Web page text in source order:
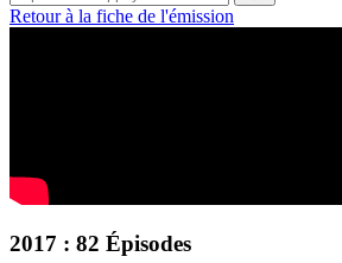
Retour à la fiche de l'émission
2017 : 82 Épisodes